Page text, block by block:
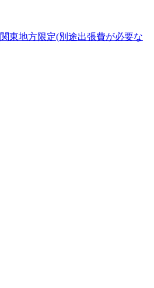
東地方限定(別途出張費が必要な